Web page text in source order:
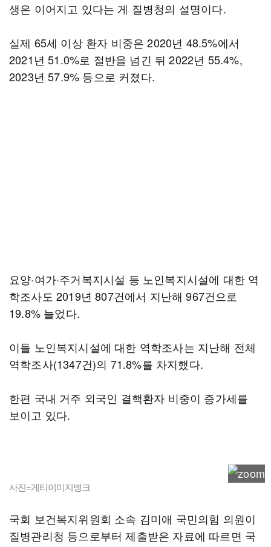
생은 이어지고 있다는 게 질병청의 설명이다.
실제 65세 이상 환자 비중은 2020년 48.5%에서
2021년 51.0%로 절반을 넘긴 뒤 2022년 55.4%,
2023년 57.9% 등으로 커졌다.
요양·여가·주거복지시설 등 노인복지시설에 대한 역
학조사도 2019년 807건에서 지난해 967건으로
19.8% 늘었다.
이들 노인복지시설에 대한 역학조사는 지난해 전체
역학조사(1347건)의 71.8%를 차지했다.
한편 국내 거주 외국인 결핵환자 비중이 증가세를
보이고 있다.
사진=게티이미지뱅크
국회 보건복지위원회 소속 김미애 국민의힘 의원이
질병관리청 등으로부터 제출받은 자료에 따르면 국